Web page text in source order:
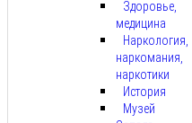
Здоровье,
медицина
Наркология,
наркомания,
наркотики
История
Музей